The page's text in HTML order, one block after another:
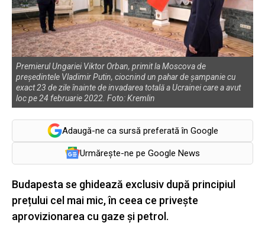
Premierul Ungariei Viktor Orban, primit la Moscova de
președintele Vladimir Putin, ciocnind un pahar de șampanie cu
exact 23 de zile înainte de invadarea totală a Ucrainei care a avut
loc pe 24 februarie 2022. Foto: Kremlin
Adaugă-ne ca sursă preferată în Google
Urmărește-ne pe Google News
Budapesta se ghidează exclusiv după principiul
prețului cel mai mic, în ceea ce privește
aprovizionarea cu gaze și petrol.